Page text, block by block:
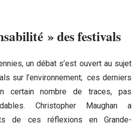
» des festivals
un débat s’est ouvert au sujet
sur l’environnement; ces derniers
certain nombre de traces, pas
Christopher Maughan a
de ces réflexions en Grande-